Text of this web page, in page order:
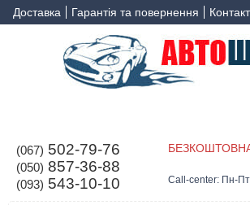
Доставка Гарантія та повернення
(067) 502-79-76
(050) 857-36-88
(093) 543-10-10 Call-center: Пн-